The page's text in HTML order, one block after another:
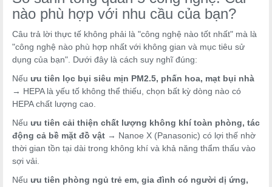
nào phù hợp với nhu cầu của bạn?
Câu trả lời thực tế không phải là "công nghệ nào tốt nhất" mà là
"công nghệ nào phù hợp nhất với không gian và mục tiêu sử
dụng của bạn". Dưới đây là cách suy nghĩ đúng:
Nếu ưu tiên lọc bụi siêu mịn PM2.5, phấn hoa, mạt bụi nhà
→ HEPA là yếu tố không thể thiếu, chọn bất kỳ dòng nào có
HEPA chất lượng cao.
Nếu ưu tiên cải thiện chất lượng không khí toàn phòng, tác
động cả bề mặt đồ vật → Nanoe X (Panasonic) có lợi thế nhờ
thời gian tồn tại dài trong không khí và khả năng thẩm thấu vào
sợi vải.
Nếu ưu tiên phòng ngủ trẻ em, gia đình có người dị ứng,